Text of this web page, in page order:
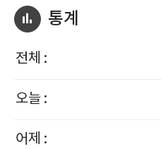
통계
전체 :
오늘 :
어제 :